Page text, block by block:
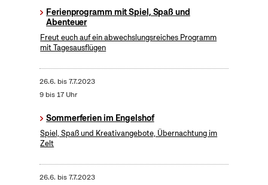
Ferienprogramm mit Spiel, Spaß und
Abenteuer
Freut euch auf ein abwechslungsreiches Programm
mit Tagesausflügen
26.6. bis7.7.2023
9 bis 17 Uhr
Sommerferien im Engelshof
Spiel, Spaß und Kreativangebote, Übernachtung im
Zelt
26.6. bis7.7.2023